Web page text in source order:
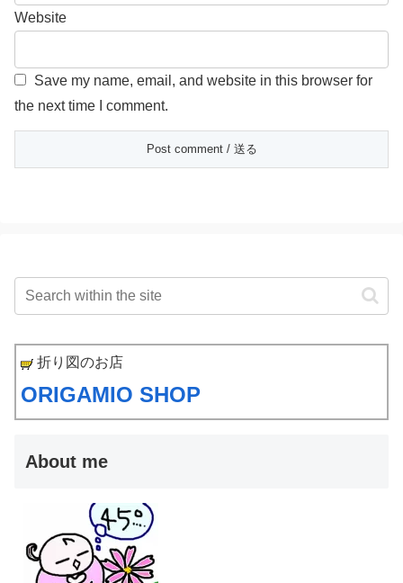
Website
Save my name, email, and website in this browser for
the next time I comment.
折り図のお店
ORIGAMIO SHOP
About me